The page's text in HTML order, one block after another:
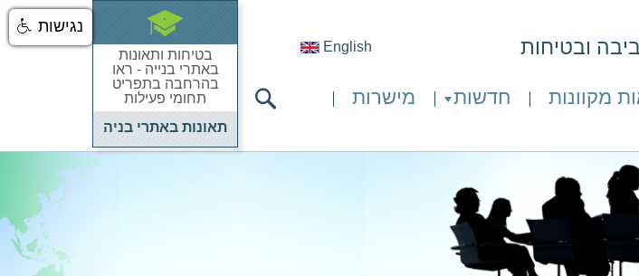
English ובטיחות
מקוונות חדשות
מישרות
בטיחות ותאונות
באתרי בנייה - ראו
בהרחבה בתפריט
תחומי פעילות
תאונות באתרי בניה
נגישות